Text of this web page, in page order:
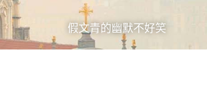
假文青的幽默不好笑